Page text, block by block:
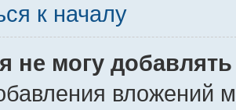
к началу
не могу
вложений